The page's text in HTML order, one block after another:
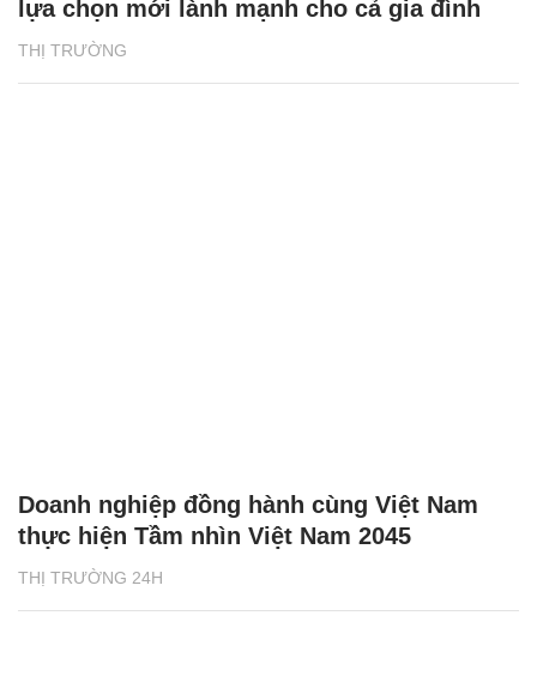
THỊ TRƯỜNG
lựa chọn mới lành mạnh cho cả gia đình
THỊ TRƯỜNG 24H
Doanh nghiệp đồng hành cùng Việt Nam
thực hiện Tầm nhìn Việt Nam 2045